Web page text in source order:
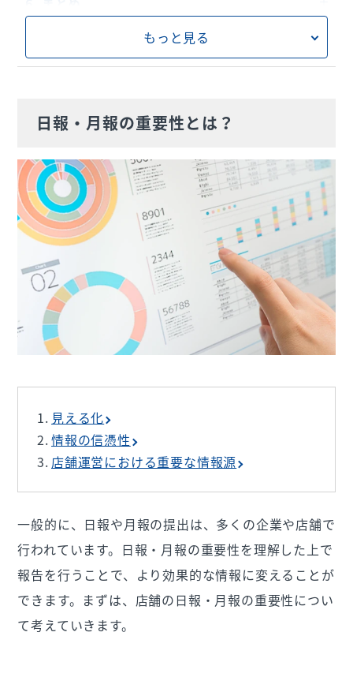
もっと見る
日報・月報の重要性とは？
見える化
情報の信憑性
店舗運営における重要な情報源
一般的に、日報や月報の提出は、多くの企業や店舗で
行われています。日報・月報の重要性を理解した上で
報告を行うことで、より効果的な情報に変えることが
できます。まずは、店舗の日報・月報の重要性につい
て考えていきます。